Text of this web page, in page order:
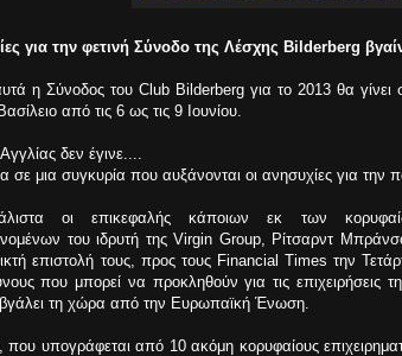
για την φετινή Σύνοδο της Λέσχης Bilderberg
η Σύνοδος του Club Bilderberg για το 2013 θα
από τις 6 ως τις 9 Ιουνίου.
δεν έγινε....
σε μια συγκυρία που αυξάνονται οι ανησυχίες για
οι επικεφαλής κάποιων εκ των
του ιδρυτή της Virgin Group, Ρίτσαρντ
επιστολή τους, προς τους Financial Times την
που μπορεί να προκληθούν για τις επιχειρήσεις
βγάλει τη χώρα από την Ευρωπαϊκή Ένωση.
που υπογράφεται από 10 ακόμη κορυφαίους